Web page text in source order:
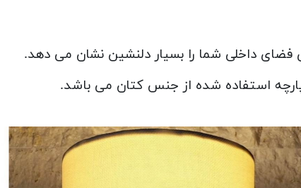
فضای داخلی شما را بسیار دلنشین نشان می دهد.